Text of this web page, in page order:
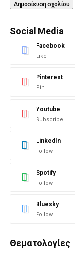
Social Media
Facebook
Like
Pinterest
Pin
Youtube
Subscribe
LinkedIn
Follow
Spotify
Follow
Bluesky
Follow
Θεματολογίες